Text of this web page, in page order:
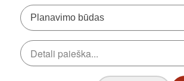
Planavimo būdas